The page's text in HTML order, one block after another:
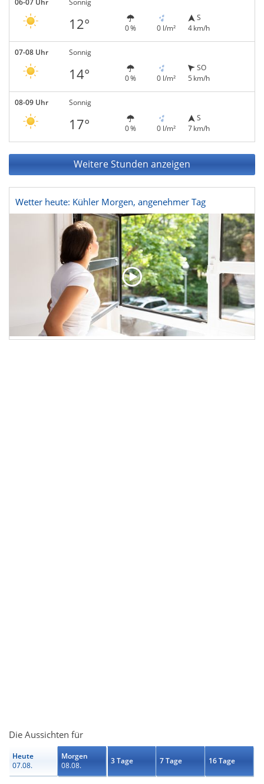
06-07 Uhr Sonnig
12° 0 % 0 l/m²
S
4 km/h
07-08 Uhr Sonnig
14° 0 % 0 l/m²
SO
5 km/h
08-09 Uhr Sonnig
17° 0 % 0 l/m²
S
7 km/h
Weitere Stunden anzeigen
Wetter heute: Kühler Morgen, angenehmer Tag
Die Aussichten für
Heute
07.08.
Morgen
08.08.
3 Tage 7 Tage 16 Tage